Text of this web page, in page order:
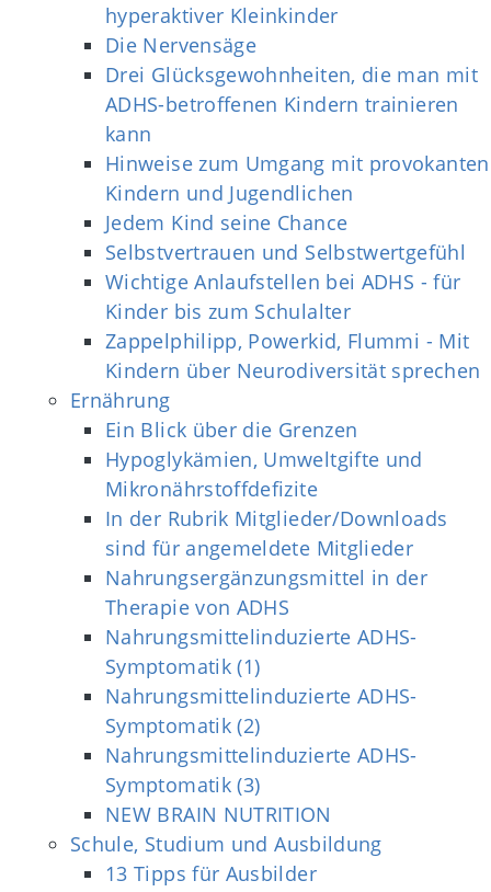
hyperaktiver Kleinkinder
Die Nervensäge
Drei Glücksgewohnheiten, die man mit
ADHS-betroffenen Kindern trainieren
kann
Hinweise zum Umgang mit provokanten
Kindern und Jugendlichen
Jedem Kind seine Chance
Selbstvertrauen und Selbstwertgefühl
Wichtige Anlaufstellen bei ADHS - für
Kinder bis zum Schulalter
Zappelphilipp, Powerkid, Flummi - Mit
Kindern über Neurodiversität sprechen
Ernährung
Ein Blick über die Grenzen
Hypoglykämien, Umweltgifte und
Mikronährstoffdefizite
In der Rubrik Mitglieder/Downloads
sind für angemeldete Mitglieder
Nahrungsergänzungsmittel in der
Therapie von ADHS
Nahrungsmittelinduzierte ADHS-
Symptomatik (1)
Nahrungsmittelinduzierte ADHS-
Symptomatik (2)
Nahrungsmittelinduzierte ADHS-
Symptomatik (3)
NEW BRAIN NUTRITION
Schule, Studium und Ausbildung
13 Tipps für Ausbilder